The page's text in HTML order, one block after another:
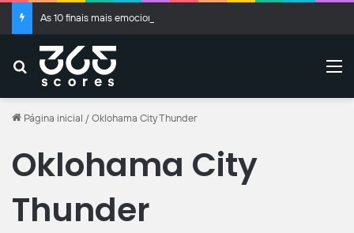
As 10 finais mais emocionantes da Copa do Brasil
Buscar
Página inicial / Oklohama City Thunder
Oklohama City
Thunder